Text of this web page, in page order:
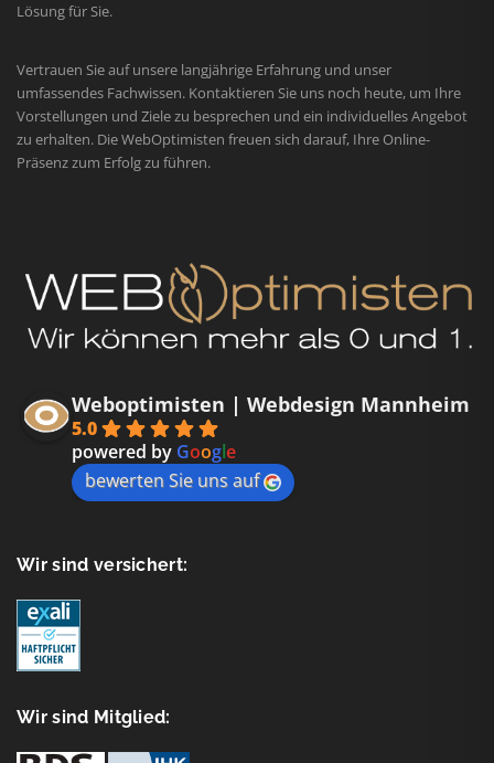
Lösung für Sie.
Vertrauen Sie auf unsere langjährige Erfahrung und unser
umfassendes Fachwissen. Kontaktieren Sie uns noch heute, um Ihre
Vorstellungen und Ziele zu besprechen und ein individuelles Angebot
zu erhalten. Die WebOptimisten freuen sich darauf, Ihre Online-
Präsenz zum Erfolg zu führen.
Weboptimisten | Webdesign Mannheim
5.0
powered by Google
bewerten Sie uns auf
Wir sind versichert:
Wir sind Mitglied: